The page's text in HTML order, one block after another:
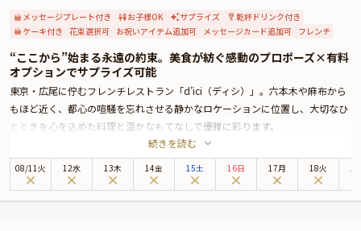
メッセージプレート付き お子様OK サプライズ
乾杯ドリンク付き
ケーキ付き 花束選択可 お祝いアイテム追加可 メッセージカード追加可 フレンチ
“ここから”始まる永遠の約束。美食が紡ぐ感動のプロポーズ×有料
オプションでサプライズ可能
東京・広尾に佇むフレンチレストラン「d’ici（ディシ）」。六本木や麻布から
もほど近く、都心の喧騒を忘れさせる静かなロケーションに位置し、大切なひ
とときを心を込めた料理と温かなもてなしで優雅に彩ります。
店名に込められた“ここから”という想いの通り、おふたりの未来が始まる瞬間
にふさわしい、あたたかさと品格に満ちた空間です。
シェフは本場フランスや星付きレストランで経験を経て、食材の魅力を丁寧に
続きを読む
08/11火 12水 13木 14金 15土 16日 17月 18火